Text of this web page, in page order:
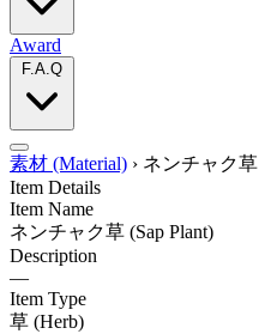
Award
F.A.Q
素材 (Material) › ネンチャク草
Item Details
Item Name
ネンチャク草 (Sap Plant)
Description
—
Item Type
草 (Herb)